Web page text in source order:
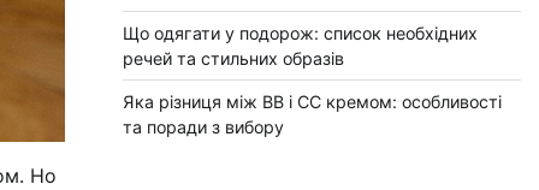
Но
Що одягати у подорож: список необхідних
речей та стильних образів
Яка різниця між BB і CC кремом: особливості
та поради з вибору